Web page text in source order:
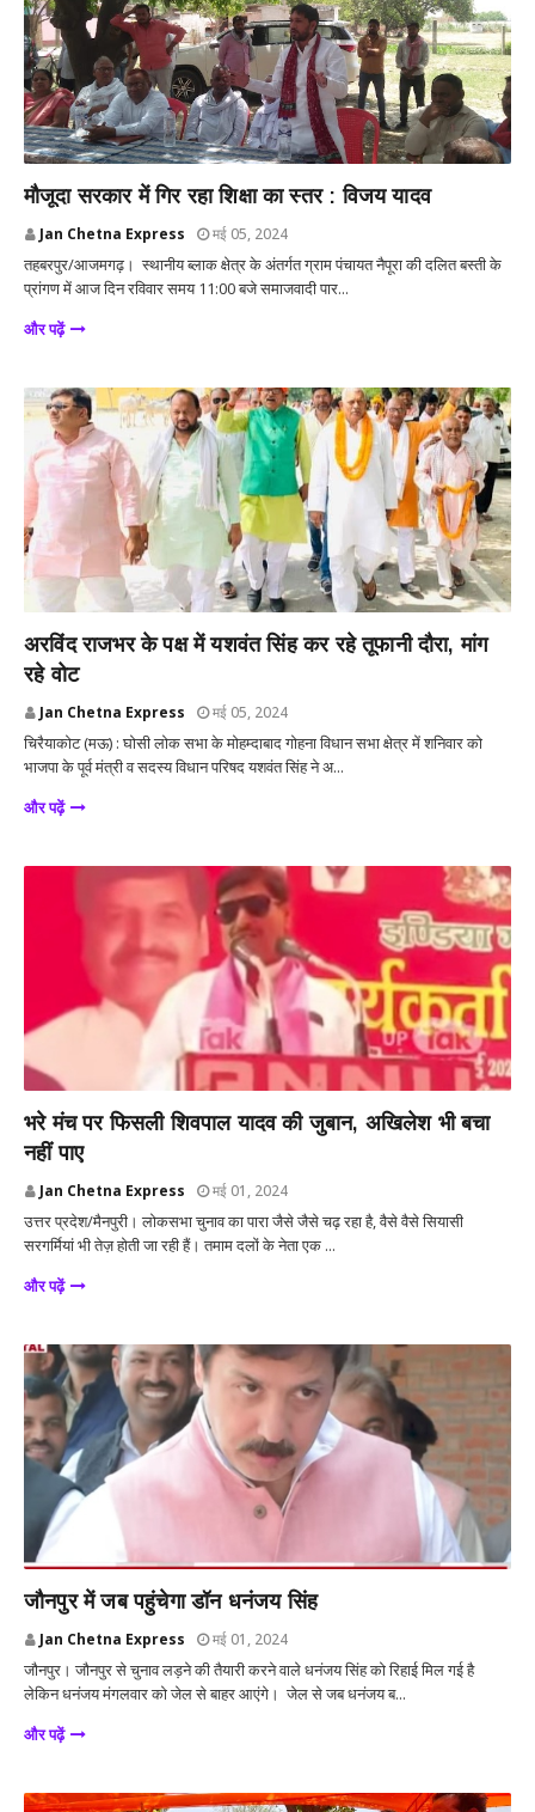
मौजूदा सरकार में गिर रहा शिक्षा का स्तर : विजय यादव
Jan Chetna Express मई 05, 2024
तहबरपुर/आजमगढ़। स्थानीय ब्लाक क्षेत्र के अंतर्गत ग्राम पंचायत नैपूरा की दलित बस्ती के
प्रांगण में आज दिन रविवार समय 11:00 बजे समाजवादी पार...
और पढ़ें
अरविंद राजभर के पक्ष में यशवंत सिंह कर रहे तूफानी दौरा, मांग
रहे वोट
Jan Chetna Express मई 05, 2024
चिरैयाकोट (मऊ) : घोसी लोक सभा के मोहम्दाबाद गोहना विधान सभा क्षेत्र में शनिवार को
भाजपा के पूर्व मंत्री व सदस्य विधान परिषद यशवंत सिंह ने अ...
और पढ़ें
भरे मंच पर फिसली शिवपाल यादव की जुबान, अखिलेश भी बचा
नहीं पाए
Jan Chetna Express मई 01, 2024
उत्तर प्रदेश/मैनपुरी। लोकसभा चुनाव का पारा जैसे जैसे चढ़ रहा है, वैसे वैसे सियासी
सरगर्मियां भी तेज़ होती जा रही हैं। तमाम दलों के नेता एक ...
और पढ़ें
जौनपुर में जब पहुंचेगा डॉन धनंजय सिंह
Jan Chetna Express मई 01, 2024
जौनपुर। जौनपुर से चुनाव लड़ने की तैयारी करने वाले धनंजय सिंह को रिहाई मिल गई है
लेकिन धनंजय मंगलवार को जेल से बाहर आएंगे। जेल से जब धनंजय ब...
और पढ़ें